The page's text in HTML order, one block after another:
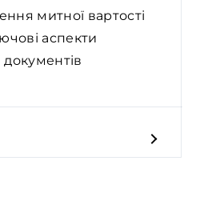
митної вартості
аспекти
документів